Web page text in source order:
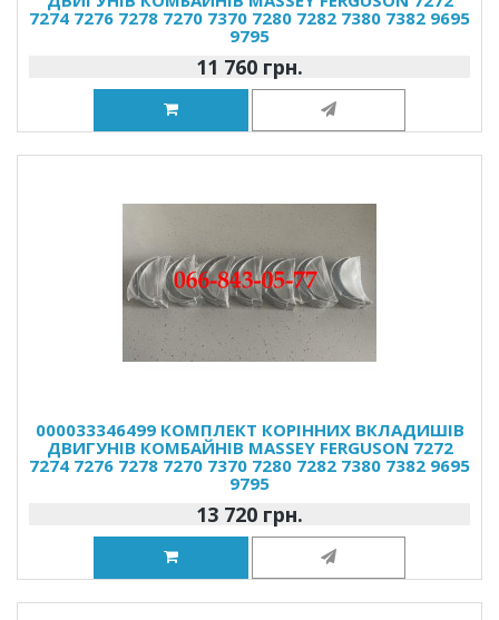
7274 7276 7278 7270 7370 7280 7282 7380 7382 9695
9795
11 760 грн.
000033346499 КОМПЛЕКТ КОРІННИХ ВКЛАДИШІВ
ДВИГУНІВ КОМБАЙНІВ MASSEY FERGUSON 7272
7274 7276 7278 7270 7370 7280 7282 7380 7382 9695
9795
13 720 грн.